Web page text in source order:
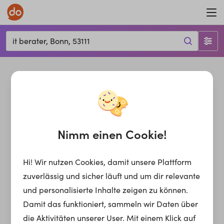
it berater, Bonn, 53111
Nimm einen Cookie!
Hi! Wir nutzen Cookies, damit unsere Plattform
zuverlässig und sicher läuft und um dir relevante
und personalisierte Inhalte zeigen zu können.
Damit das funktioniert, sammeln wir Daten über
die Aktivitäten unserer User. Mit einem Klick auf